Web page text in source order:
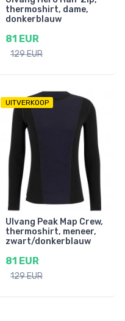
thermoshirt, dame,
donkerblauw
81 EUR
129 EUR
UITVERKOOP
Ulvang Peak Map Crew,
thermoshirt, meneer,
zwart/donkerblauw
81 EUR
129 EUR